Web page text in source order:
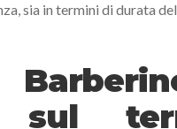
sia in termini di durata